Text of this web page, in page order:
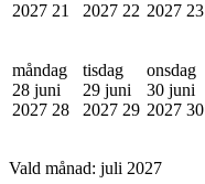
2027 21
2027 22 2027 23
måndag
28 juni
2027 28
tisdag
29 juni
2027 29
onsdag
30 juni
2027 30
Vald månad: juli 2027